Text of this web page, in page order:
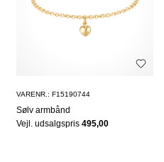
VARENR.: F15190744
Sølv armbånd
Vejl. udsalgspris 495,00